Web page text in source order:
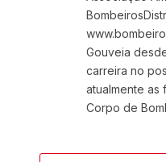
Gouveia
carreira no
atualmente as
Corpo de